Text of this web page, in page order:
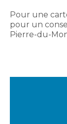
Pour une
pour un
Pierre-du-